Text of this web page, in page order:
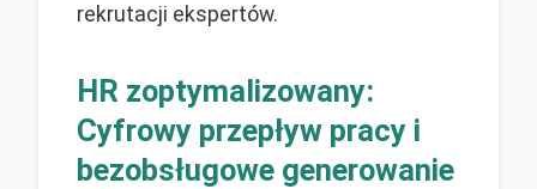
rekrutacji ekspertów.
HR zoptymalizowany:
Cyfrowy przepływ pracy i
bezobsługowe generowanie